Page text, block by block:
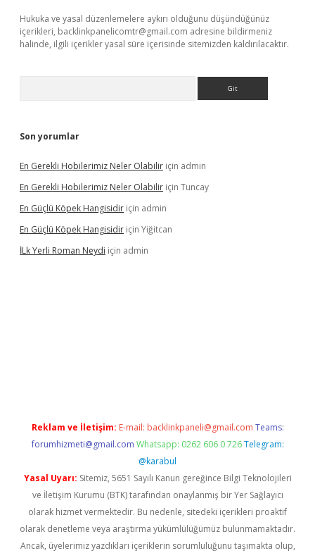
Hukuka ve yasal düzenlemelere aykırı olduğunu düşündüğünüz
içerikleri, backlinkpanelicomtr@gmail.com adresine bildirmeniz
halinde, ilgili içerikler yasal süre içerisinde sitemizden kaldırılacaktır.
Son yorumlar
En Gerekli Hobilerimiz Neler Olabilir için admin
En Gerekli Hobilerimiz Neler Olabilir için Tuncay
En Güçlü Köpek Hangisidir için admin
En Güçlü Köpek Hangisidir için Yiğitcan
İLk Yerli Roman Neydi için admin
Reklam ve İletişim: E-mail: backlinkpaneli@gmail.com Teams:
forumhizmeti@gmail.com Whatsapp: 0262 606 0 726 Telegram:
@karabul
Yasal Uyarı: Sitemiz, 5651 Sayılı Kanun gereğince Bilgi Teknolojileri
ve İletişim Kurumu (BTK) tarafından onaylanmış bir Yer Sağlayıcı
olarak hizmet vermektedir. Bu nedenle, sitedeki içerikleri proaktif
olarak denetleme veya araştırma yükümlülüğümüz bulunmamaktadır.
Ancak, üyelerimiz yazdıkları içeriklerin sorumluluğunu taşımakta olup,